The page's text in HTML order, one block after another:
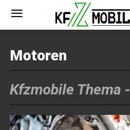
Motoren
Kfzmobile Thema -